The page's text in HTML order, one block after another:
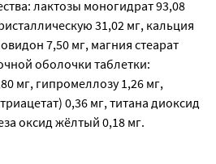
лактозы моногидрат 93,08
31,02 мг, кальция
7,50 мг, магния стеарат
оболочки таблетки:
мг, гипромеллозу 1,26 мг,
0,36 мг, титана диоксид
оксид жёлтый 0,18 мг.